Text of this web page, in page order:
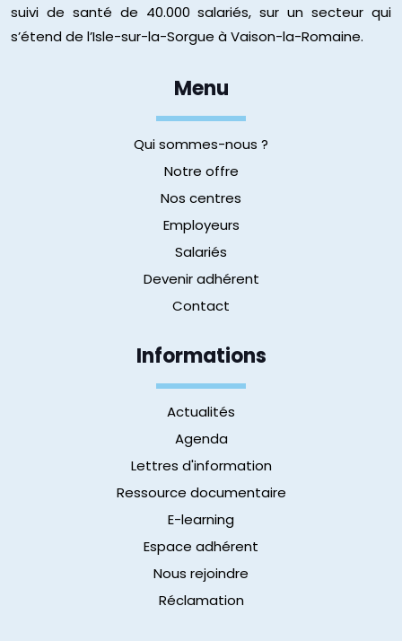
suivi de santé de 40.000 salariés, sur un secteur qui
s’étend de l’Isle-sur-la-Sorgue à Vaison-la-Romaine.
Menu
Qui sommes-nous ?
Notre offre
Nos centres
Employeurs
Salariés
Devenir adhérent
Contact
Informations
Actualités
Agenda
Lettres d'information
Ressource documentaire
E-learning
Espace adhérent
Nous rejoindre
Réclamation